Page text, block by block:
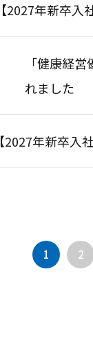
【2027年新卒
「健康経
れました
【2027年新卒入
1 2